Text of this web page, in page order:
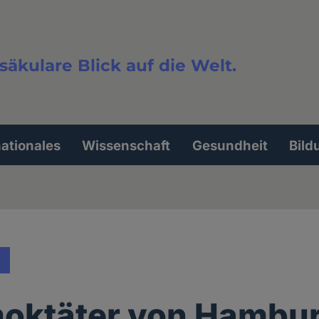
Blick auf die Welt.
Wissenschaft Gesundheit